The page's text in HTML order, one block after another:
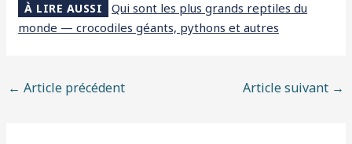
À LIRE AUSSI
Qui sont les plus grands reptiles du
monde — crocodiles géants, pythons et autres
← Article précédent Article suivant →